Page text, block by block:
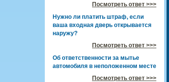
Посмотреть ответ >>>
Нужно ли платить штраф, если
ваша входная дверь открывается
наружу?
Посмотреть ответ >>>
Об ответственности за мытье
автомобиля в неположенном месте
Посмотреть ответ >>>